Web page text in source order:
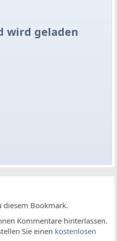
wird geladen
diesem Bookmark.
Kommentare hinterlassen.
Sie einen kostenlosen